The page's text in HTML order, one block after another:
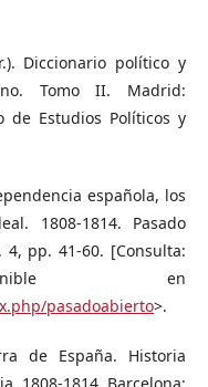
Diccionario político y
Tomo II. Madrid:
de Estudios Políticos y
española, los
1808-1814. Pasado
pp. 41-60. [Consulta:
en
pasadoabierto>.
de España. Historia